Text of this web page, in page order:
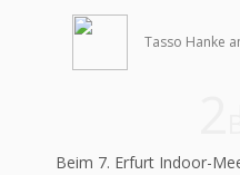
Tasso Hanke
Beim 7. Erfurt Indoor-